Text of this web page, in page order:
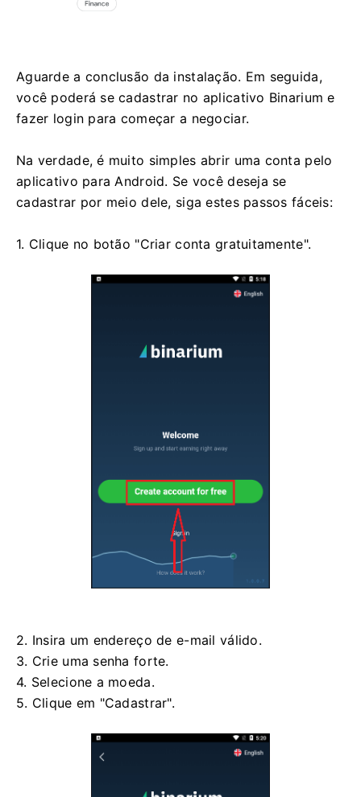
Aguarde a conclusão da instalação. Em seguida,
você poderá se cadastrar no aplicativo Binarium e
fazer login para começar a negociar.
Na verdade, é muito simples abrir uma conta pelo
aplicativo para Android. Se você deseja se
cadastrar por meio dele, siga estes passos fáceis:
1. Clique no botão "Criar conta gratuitamente".
2. Insira um endereço de e-mail válido.
3. Crie uma senha forte.
4. Selecione a moeda.
5. Clique em "Cadastrar".